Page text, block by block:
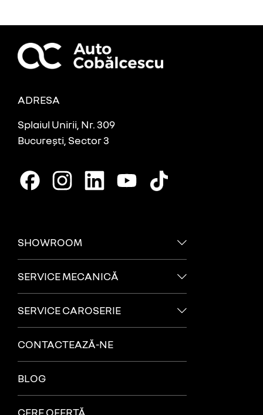
ADRESA
Splaiul Unirii, Nr. 309
București, Sector 3
SHOWROOM
SERVICE MECANICĂ
SERVICE CAROSERIE
CONTACTEAZĂ-NE
BLOG
CERE OFERTĂ